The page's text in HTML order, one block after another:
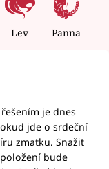
Lev Panna
je dnes
jde o srdeční
zmatku. Snažit
bude